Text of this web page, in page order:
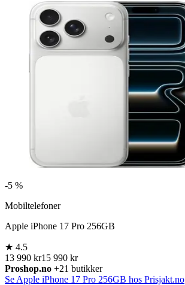
-5 %
Mobiltelefoner
Apple iPhone 17 Pro 256GB
★ 4.5
13 990 kr15 990 kr
Proshop.no +21 butikker
Se Apple iPhone 17 Pro 256GB hos Prisjakt.no